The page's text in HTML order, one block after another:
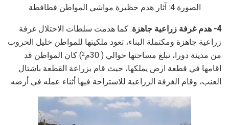
الصورة 4: آثار هدم حظيرة مواشي المواطن فطافطة
4- هدم غرفة زراعية جاهزة
: كما هدمت سلطات الاحتلال غرفة
زراعية جاهزة ومكتملة البناء، تعود ملكيتها للمواطن خليل الحروب
من مدينة دورا، تبلغ مساحتها حوالي ( 30م
2) كان المواطن قد
اقامها في قطعة ارض يملكها، حيث قام بزراعة القطعة باشتال
العنب، وقام الغرفة الزراعية للاستراحة فيها أثناء عمله في أرضه.